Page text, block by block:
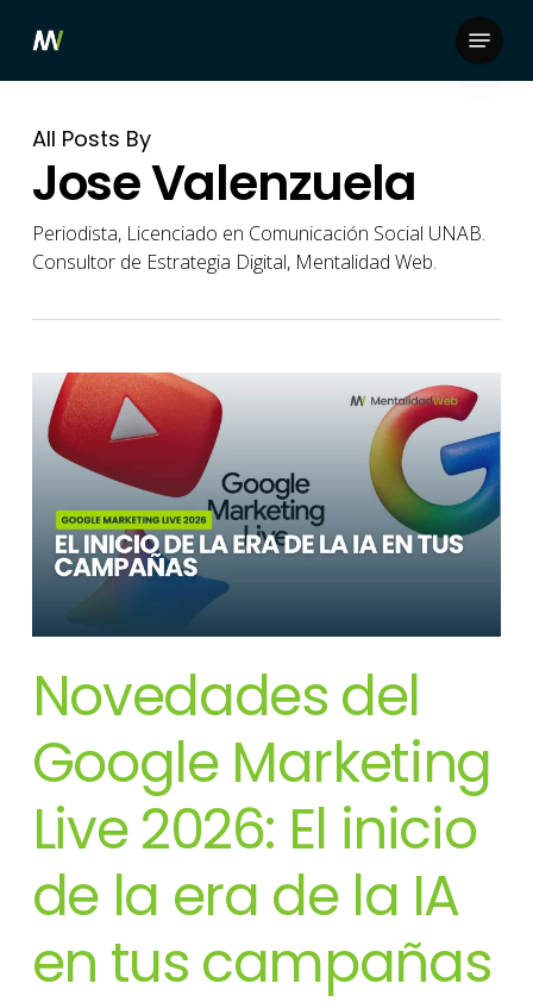
main
Menu
All Posts By
Jose Valenzuela
Periodista, Licenciado en Comunicación Social UNAB.
Consultor de Estrategia Digital, Mentalidad Web.
Novedades del
Google Marketing
Live 2026: El inicio
de la era de la IA
en tus campañas
Close